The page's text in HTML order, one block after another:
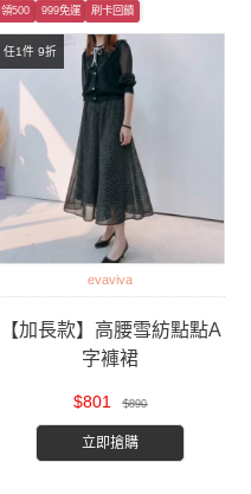
任1件 9折
領500 999免運 刷卡回饋
evaviva
【加長款】高腰雪紡點點A
字褲裙
$801 $890
立即搶購